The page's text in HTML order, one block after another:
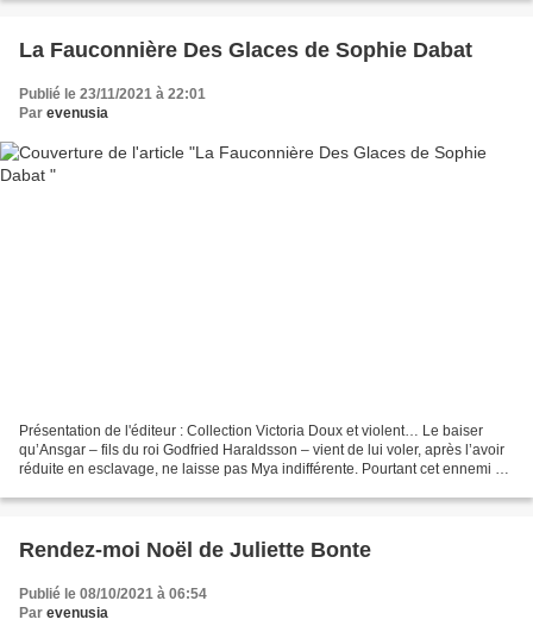
La Fauconnière Des Glaces de Sophie Dabat
Publié le 23/11/2021 à 22:01
Par evenusia
Présentation de l'éditeur : Collection Victoria Doux et violent… Le baiser
qu’Ansgar – fils du roi Godfried Haraldsson – vient de lui voler, après l’avoir
réduite en esclavage, ne laisse pas Mya indifférente. Pourtant cet ennemi du
Rendez-moi Noël de Juliette Bonte
Publié le 08/10/2021 à 06:54
Par evenusia